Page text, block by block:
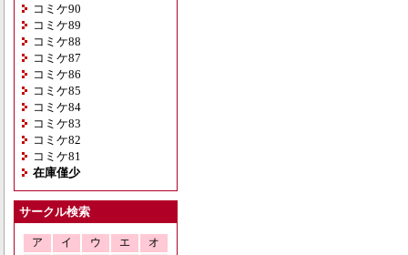
コミケ90
コミケ89
コミケ88
コミケ87
コミケ86
コミケ85
コミケ84
コミケ83
コミケ82
コミケ81
在庫僅少
サークル検索
ア イ ウ エ
オ